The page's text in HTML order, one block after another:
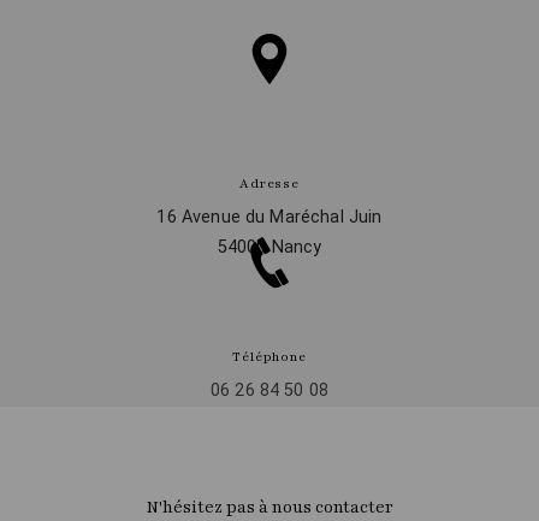
Adresse
16 Avenue du Maréchal Juin
54000 Nancy
Téléphone
06 26 84 50 08
N'hésitez pas à nous contacter